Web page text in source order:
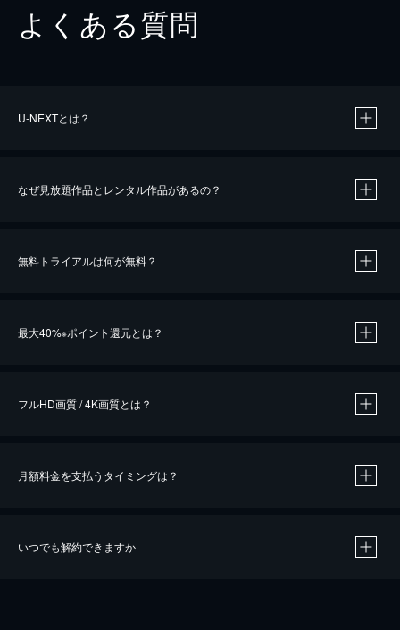
よくある質問
U-NEXTとは？
なぜ見放題作品とレンタル作品があるの？
無料トライアルは何が無料？
最大40%※ポイント還元とは？
※40％ポイント還元の対象は、クレジットカード決済による作品の購入 / レンタルです。
iOSアプリのUコイン決済による作品の購入 / レンタルは、20％のポイント還元です。
フルHD画質 / 4K画質とは？
月額料金を支払うタイミングは？
いつでも解約できますか